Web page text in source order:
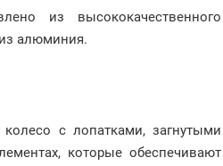
из высококачественного
алюминия.
с лопатками, загнутыми
которые обеспечивают